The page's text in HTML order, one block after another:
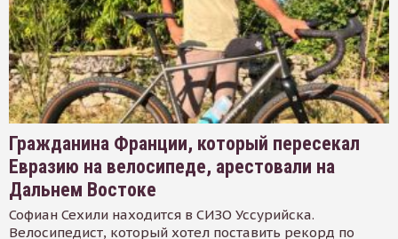
Гражданина Франции, который пересекал
Евразию на велосипеде, арестовали на
Дальнем Востоке
Софиан Сехили находится в СИЗО Уссурийска.
Велосипедист, который хотел поставить рекорд по